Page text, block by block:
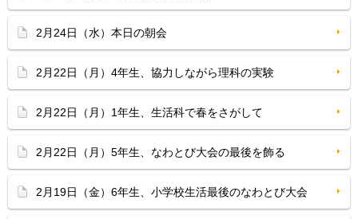
2月24日（水）本日の朝会
2月22日（月）4年生、協力しながら理科の実験
2月22日（月）1年生、生活科で春をさがして
2月22日（月）5年生、なわとび大会の最後を飾る
2月19日（金）6年生、小学校生活最後のなわとび大会